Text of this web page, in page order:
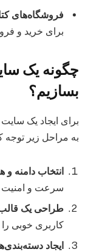
فروشگاه‌های
برای خرید و
چگونه یک
بسازیم؟
برای ایجاد یک
به مراحل زیر توجه
انتخاب دامنه
سرعت و امنیت
طراحی یک
کاربری خوبی
ایجاد